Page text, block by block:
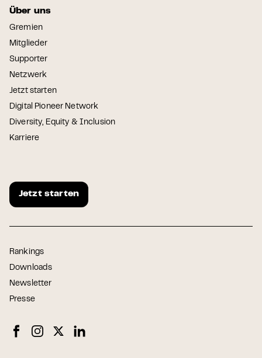
Über uns
Gremien
Mitglieder
Supporter
Netzwerk
Jetzt starten
Digital Pioneer Network
Diversity, Equity & Inclusion
Karriere
Jetzt starten
Rankings
Downloads
Newsletter
Presse